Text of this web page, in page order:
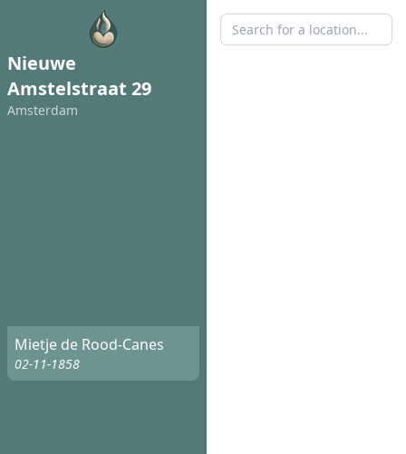
Nieuwe
Amstelstraat 29
Amsterdam
Mietje de Rood-Canes
02-11-1858